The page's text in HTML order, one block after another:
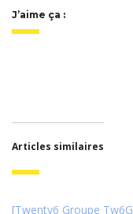
J’aime ça :
Articles similaires
[Twenty6 Groupe Tw6G